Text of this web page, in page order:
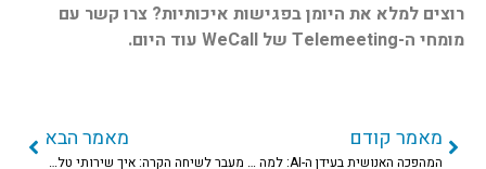
רוצים למלא את היומן בפגישות איכותיות? צרו קשר עם
מומחי ה-Telemeeting של עוד היום.
מאמר קודם
המהפכה האנושית בעידן ה-AI: למה מוקד טלפוני במיקור חוץ הוא הנכס האסטרטגי החדש שלכם
מאמר הבא
מעבר לשיחה הקרה: איך שירותי טלמרקטינג הופכים למנוע להגדלת מכירות?